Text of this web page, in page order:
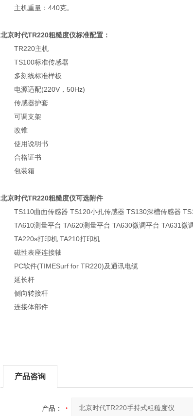
主机重量：440克。
北京时代TR220粗糙度仪标准配置：
TR220主机
TS100标准传感器
多刻线标准样板
电源适配(220V，50Hz)
传感器护套
可调支架
改锥
使用说明书
合格证书
包装箱
北京时代TR220粗糙度仪可选附件
TS110曲面传感器 TS120小孔传感器 TS130深槽传感器
TA610测量平台 TA620测量平台 TA630微调平台 TA631微
TA220s打印机 TA210打印机
磁性表座连接轴
PC软件(TIMESurf for TR220)及通讯电缆
延长杆
侧向转接杆
连接体部件
产品咨询
产品：